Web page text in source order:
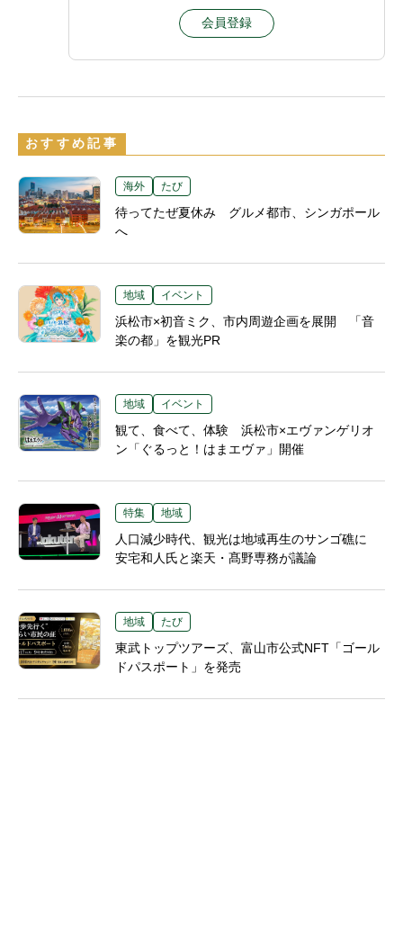
会員登録
おすすめ記事
海外 たび
待ってたぜ夏休み グルメ都市、シンガポール
へ
地域 イベント
浜松市×初音ミク、市内周遊企画を展開 「音
楽の都」を観光PR
地域 イベント
観て、食べて、体験 浜松市×エヴァンゲリオ
ン「ぐるっと！はまエヴァ」開催
特集 地域
人口減少時代、観光は地域再生のサンゴ礁に
安宅和人氏と楽天・髙野専務が議論
地域 たび
東武トップツアーズ、富山市公式NFT「ゴール
ドパスポート」を発売